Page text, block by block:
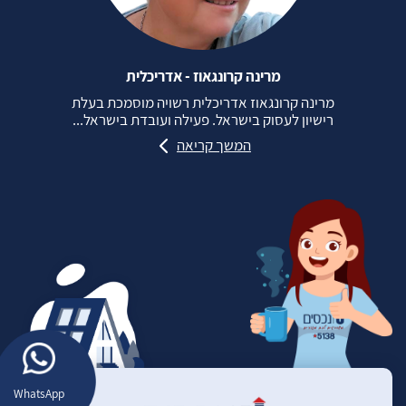
WhatsApp
מרינה קרונגאוז - אדריכלית
מרינה קרונגאוז אדריכלית רשויה מוסמכת בעלת
רישיון לעסוק בישראל. פעילה ועובדת בישראל...
המשך קריאה